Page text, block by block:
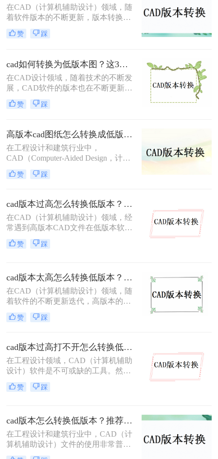
人呢？本文基于AutoCAD 2024+系统
实测，系统梳理5种安全有效的版本
边界与关键细节，助您高效完成版本
在CAD（计算机辅助设计）领域，随
着软件版本的不断更新，版本转换成
为了一个常见的需求。无论是出于兼
容性、文件格式要求，还是为了与旧
得尤为重要。那么cad版本怎样转换
呢？本文将介绍三种CAD版本转换的
方法。
赞 踩
cad如何转换为低版本图？这3个方法了解一下！
在CAD设计领域，随着技术的不断发
展，CAD软件的版本也在不断更新。
然而，有时我们需要将高版本的CAD
文件转换为低版本，以便在不同版本
如何转换为低版本图呢？本文将介绍
三种将CAD文件转换为低版本的方
法。
赞 踩
高版本cad图纸怎么转换成低版本图纸？快来试一试这二种方法吧！
在工程设计和建筑行业中，
CAD（Computer-Aided Design，计算
机辅助设计）文件的版本兼容性问题
时常出现。高版本的CAD图纸在低版
文件的共享和协作带来了不便。那么
高版本cad图纸怎么转换成低版本图纸
呢？本文将介绍两种将高版本CAD图
纸转换为低版本的方法，帮助您轻松
解决这一问题。
赞 踩
cad版本过高怎么转换低版本？分享3种高效转换方法！
在CAD（计算机辅助设计）领域，经
常遇到高版本CAD文件在低版本软件
中无法打开或编辑的情况。这通常是
因为高版本CAD可能新增了一些功能
低版本变得尤为重要。那么cad版本过
高怎么转换低版本呢？本文将介绍三
种将CAD高版本转换为低版本的高效
赞 踩
cad版本太高怎么转换低版本？分享二个高效实用方法！
在CAD（计算机辅助设计）领域，随
着软件的不断更新迭代，高版本的
CAD文件有时需要在低版本的软件中
打开或编辑。这时，就需要将高版本
版本太高怎么转换低版本呢？本文将
介绍两种常用的CAD版本转换方法。
赞 踩
cad版本过高打不开怎么转换低版本？这3个方法快来试试！
在工程设计领域，CAD（计算机辅助
设计）软件是不可或缺的工具。然
而，随着软件版本的更新迭代，有时
我们可能会遇到高版本CAD文件在低
本文将介绍三种将高版本CAD文件转
换为低版本的方法，帮助大家轻松解
决这一难题。
赞 踩
cad版本怎么转换低版本？推荐这3种方法给大家！
在工程设计和建筑行业中，CAD（计
算机辅助设计）文件的使用非常普
遍。然而，由于不同项目和团队可能